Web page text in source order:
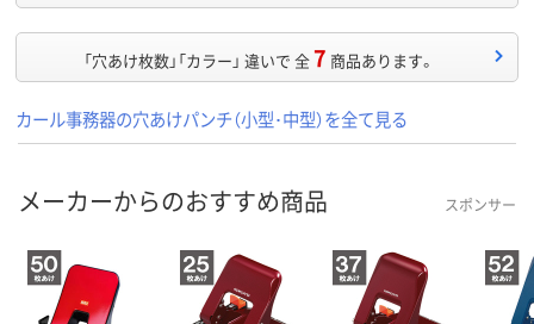
「穴あけ枚数」「カラー」 違いで 全7 商品あります。
カール事務器の穴あけパンチ（小型･中型）を全て見る
メーカーからのおすすめ商品 スポンサー